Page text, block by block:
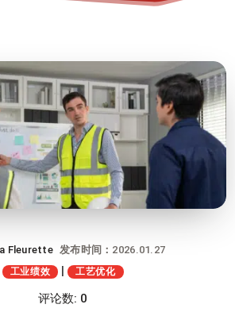
Fleurette 发布时间：2026.01.27
工业绩效 | 工艺优化
评论数: 0